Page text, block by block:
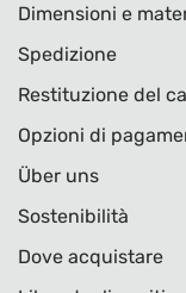
Dimensioni e
Spedizione
Restituzione del
Opzioni di
Über uns
Sostenibilità
Dove acquistare